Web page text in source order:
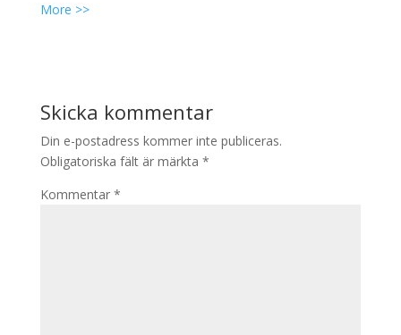
More >>
Skicka kommentar
Din e-postadress kommer inte publiceras.
Obligatoriska fält är märkta *
Kommentar *